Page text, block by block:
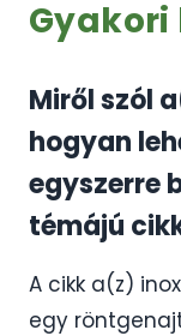
Gyakori
Miről szól
hogyan
egyszerre
témájú
A cikk a(z)
egy